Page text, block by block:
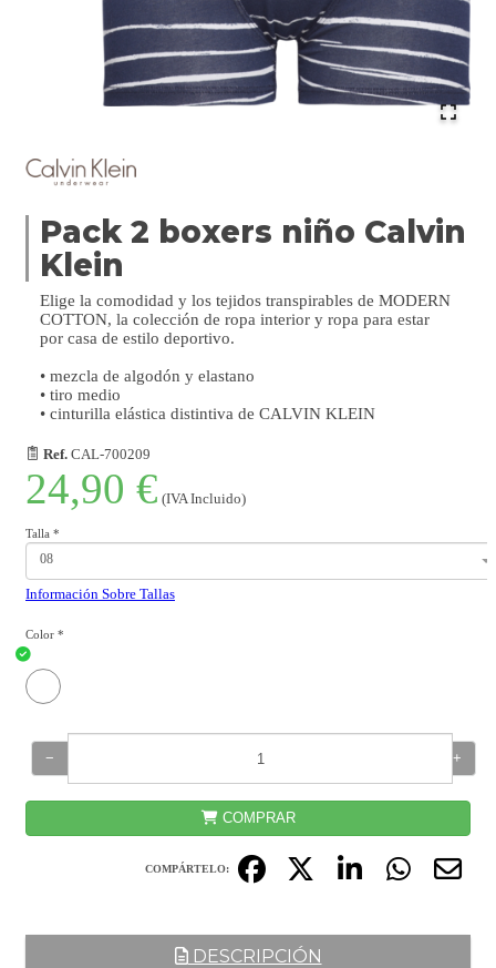
Pack 2 boxers niño Calvin
Klein
Elige la comodidad y los tejidos transpirables de MODERN
COTTON, la colección de ropa interior y ropa para estar
por casa de estilo deportivo.
• mezcla de algodón y elastano
• tiro medio
• cinturilla elástica distintiva de CALVIN KLEIN
Ref. CAL-700209
24,90 € (IVA Incluido)
Talla *
08
Información Sobre Tallas
Color *
− +
COMPRAR
COMPÁRTELO:
DESCRIPCIÓN